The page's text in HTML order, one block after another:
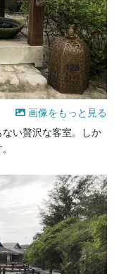
画像をもっと見る
い贅沢な客室。しか